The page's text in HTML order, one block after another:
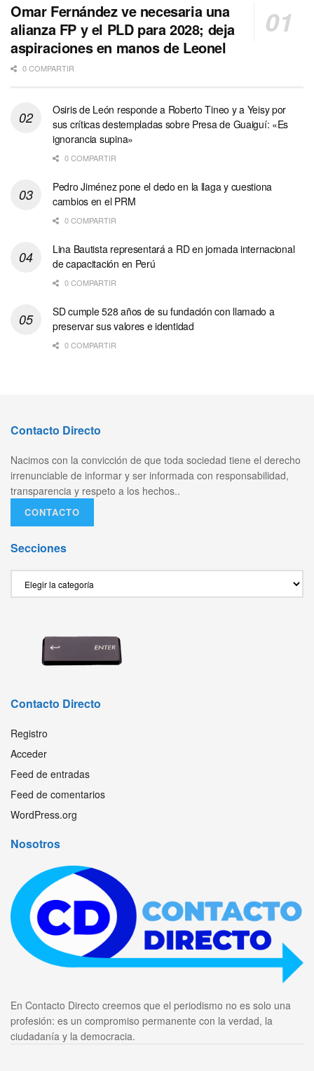
Omar Fernández ve necesaria una
alianza FP y el PLD para 2028; deja
aspiraciones en manos de Leonel
0 COMPARTIR
Osiris de León responde a Roberto Tineo y a Yeisy por
sus críticas destempladas sobre Presa de Guaiguí: «Es
ignorancia supina»
0 COMPARTIR
Pedro Jiménez pone el dedo en la llaga y cuestiona
cambios en el PRM
0 COMPARTIR
Lina Bautista representará a RD en jornada internacional
de capacitación en Perú
0 COMPARTIR
SD cumple 528 años de su fundación con llamado a
preservar sus valores e identidad
0 COMPARTIR
Contacto Directo
Nacimos con la convicción de que toda sociedad tiene el derecho
irrenunciable de informar y ser informada con responsabilidad,
transparencia y respeto a los hechos..
CONTACTO
Secciones
Contacto Directo
Registro
Acceder
Feed de entradas
Feed de comentarios
WordPress.org
Nosotros
En Contacto Directo creemos que el periodismo no es solo una
profesión: es un compromiso permanente con la verdad, la
ciudadanía y la democracia.